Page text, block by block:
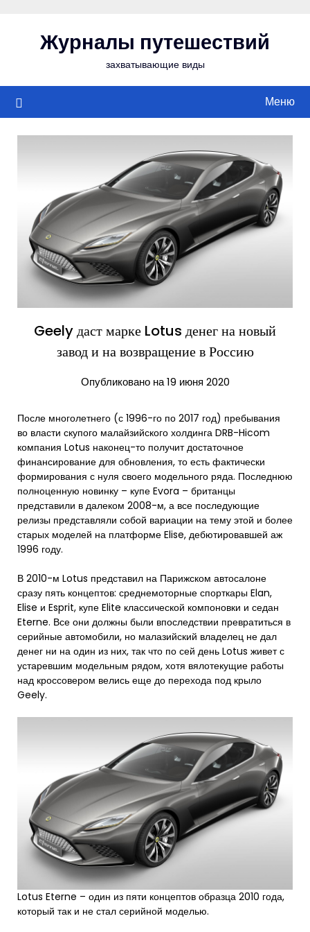
содержимомуЖурналы путешествий
захватывающие виды
Меню
Geely даст марке Lotus денег на новый
завод и на возвращение в Россию
Опубликовано на 19 июня 2020
После многолетнего (с 1996-го по 2017 год) пребывания
во власти скупого малайзийского холдинга DRB-Hicom
компания Lotus наконец-то получит достаточное
финансирование для обновления, то есть фактически
формирования с нуля своего модельного ряда. Последнюю
полноценную новинку – купе Evora – британцы
представили в далеком 2008-м, а все последующие
релизы представляли собой вариации на тему этой и более
старых моделей на платформе Elise, дебютировавшей аж
1996 году.
В 2010-м Lotus представил на Парижском автосалоне
сразу пять концептов: среднемоторные спорткары Elan,
Elise и Esprit, купе Elite классической компоновки и седан
Eterne. Все они должны были впоследствии превратиться в
серийные автомобили, но малазийский владелец не дал
денег ни на один из них, так что по сей день Lotus живет с
устаревшим модельным рядом, хотя вялотекущие работы
над кроссовером велись еще до перехода под крыло
Geely.
Lotus Eterne – один из пяти концептов образца 2010 года,
который так и не стал серийной моделью.